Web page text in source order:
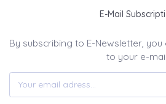
E-Mail
By subscribing to E-Newsletter,
to your e-